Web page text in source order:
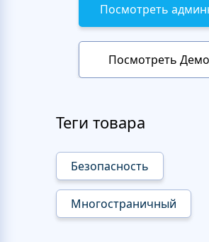
Посмотреть
Посмотреть Демо
Теги товара
Безопасность
Многостраничный